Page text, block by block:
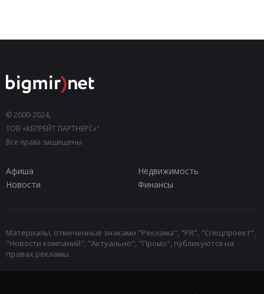
© 2000-2024,
ТОВ «КЕПРЕЙТ ПАРТНЕРС»".
Все права защищены.
Афиша
Недвижимость
Новости
Финансы
Материалы, отмеченные знаками "Реклама", "PR", "Спецпроект",
"Новости компаний", "Актуально", "Промо", публикуются на
правах рекламы.